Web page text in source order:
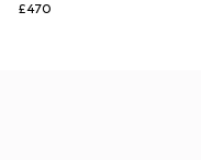
£470